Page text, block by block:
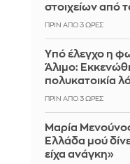
στοιχείων από
ΠΡΙΝ ΑΠΌ 3 ΏΡΕΣ
Yπό έλεγχο η
Άλιμο:
πολυκατοικία
ΠΡΙΝ ΑΠΌ 3 ΏΡΕΣ
Μαρία
Ελλάδα μού
είχα ανάγκη»